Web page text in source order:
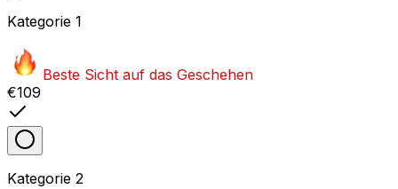
Kategorie 1
Beste Sicht auf das Geschehen
€109
Kategorie 2